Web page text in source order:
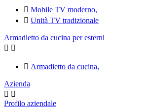
 Mobile TV moderno,
 Unità TV tradizionale
Armadietto da cucina per esterni
 
 Armadietto da cucina,
Azienda
 
Profilo aziendale